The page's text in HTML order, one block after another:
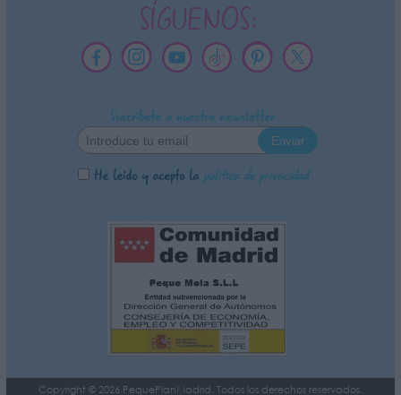
SÍGUENOS:
Suscríbete a nuestra newsletter
He leído y acepto la política de privacidad
Copyright © 2026 PequePlanMadrid. Todos los derechos reservados.